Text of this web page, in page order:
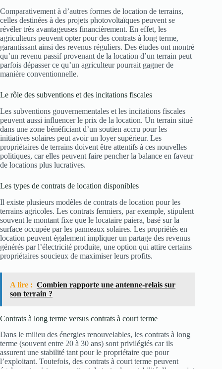
Comparativement à d’autres formes de location de terrains,
celles destinées à des projets photovoltaïques peuvent se
révéler très avantageuses financièrement. En effet, les
agriculteurs peuvent opter pour des contrats à long terme,
garantissant ainsi des revenus réguliers. Des études ont montré
qu’un revenu passif provenant de la location d’un terrain peut
parfois dépasser ce qu’un agriculteur pourrait gagner de
manière conventionnelle.
Le rôle des subventions et des incitations fiscales
Les subventions gouvernementales et les incitations fiscales
peuvent aussi influencer le prix de la location. Un terrain situé
dans une zone bénéficiant d’un soutien accru pour les
initiatives solaires peut avoir un loyer supérieur. Les
propriétaires de terrains doivent être attentifs à ces nouvelles
politiques, car elles peuvent faire pencher la balance en faveur
de locations plus lucratives.
Les types de contrats de location disponibles
Il existe plusieurs modèles de contrats de location pour les
terrains agricoles. Les contrats fermiers, par exemple, stipulent
souvent le montant fixe que le locataire paiera, basé sur la
surface occupée par les panneaux solaires. Les propriétés en
location peuvent également impliquer un partage des revenus
générés par l’électricité produite, une option qui attire certains
propriétaires soucieux de maximiser leurs profits.
A lire : Combien rapporte une antenne-relais sur
son terrain ?
Contrats à long terme versus contrats à court terme
Dans le milieu des énergies renouvelables, les contrats à long
terme (souvent entre 20 à 30 ans) sont privilégiés car ils
assurent une stabilité tant pour le propriétaire que pour
l’exploitant. Toutefois, des contrats à court terme peuvent